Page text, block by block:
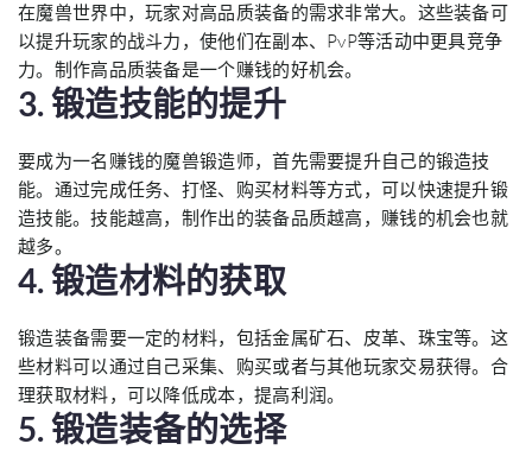
在魔兽世界中，玩家对高品质装备的需求非常大。这些装备可
以提升玩家的战斗力，使他们在副本、PvP等活动中更具竞争
力。制作高品质装备是一个赚钱的好机会。
3. 锻造技能的提升
要成为一名赚钱的魔兽锻造师，首先需要提升自己的锻造技
能。通过完成任务、打怪、购买材料等方式，可以快速提升锻
造技能。技能越高，制作出的装备品质越高，赚钱的机会也就
越多。
4. 锻造材料的获取
锻造装备需要一定的材料，包括金属矿石、皮革、珠宝等。这
些材料可以通过自己采集、购买或者与其他玩家交易获得。合
理获取材料，可以降低成本，提高利润。
5. 锻造装备的选择